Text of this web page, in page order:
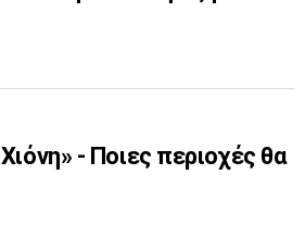
- Ποιες περιοχές θα